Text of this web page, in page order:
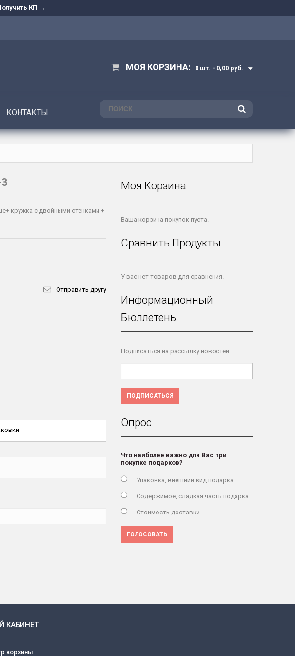
КП →
МОЯ КОРЗИНА: 0 шт. - 0,00 руб.
ПОИСК
КОНТАКТЫ
кружка с двойными стенками +
Отправить другу
Моя Корзина
Ваша корзина покупок пуста.
Сравнить Продукты
У вас нет товаров для сравнения.
Информационный
Бюллетень
Подписаться на рассылку новостей:
ПОДПИСАТЬСЯ
Опрос
Что наиболее важно для Вас при
покупке подарков?
Упаковка, внешний вид подарка
Содержимое, сладкая часть подарка
Стоимость доставки
ГОЛОСОВАТЬ
КАБИНЕТ
корзины